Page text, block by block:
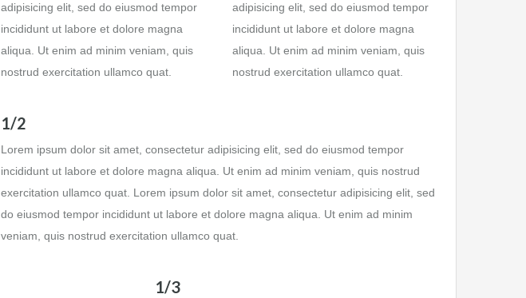
adipisicing elit, sed do eiusmod tempor
incididunt ut labore et dolore magna
aliqua. Ut enim ad minim veniam, quis
nostrud exercitation ullamco quat.
adipisicing elit, sed do eiusmod tempor
incididunt ut labore et dolore magna
aliqua. Ut enim ad minim veniam, quis
nostrud exercitation ullamco quat.
1/2
Lorem ipsum dolor sit amet, consectetur adipisicing elit, sed do eiusmod tempor
incididunt ut labore et dolore magna aliqua. Ut enim ad minim veniam, quis nostrud
exercitation ullamco quat. Lorem ipsum dolor sit amet, consectetur adipisicing elit, sed
do eiusmod tempor incididunt ut labore et dolore magna aliqua. Ut enim ad minim
veniam, quis nostrud exercitation ullamco quat.
1/3